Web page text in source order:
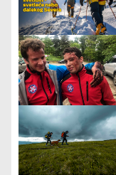
а
н
к
а